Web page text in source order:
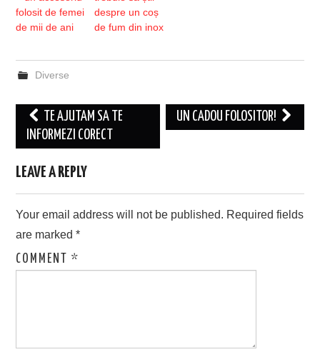
folosit de femei
de mii de ani
despre un coș
de fum din inox
Diverse
Post
navigation
TE AJUTAM SA TE
INFORMEZI CORECT
UN CADOU FOLOSITOR!
LEAVE A REPLY
Your email address will not be published. Required fields
are marked*
COMMENT*